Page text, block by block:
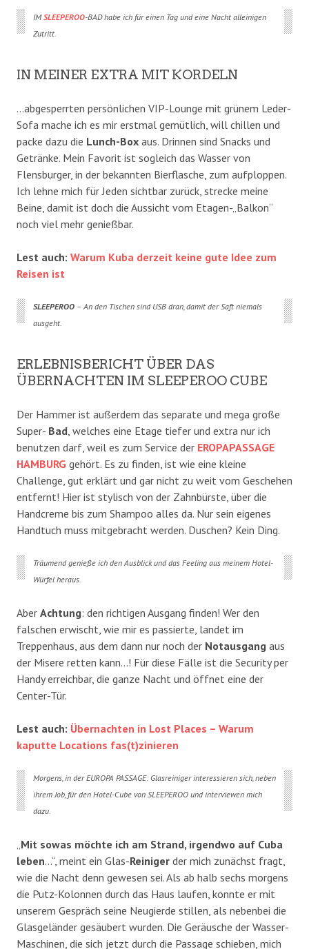
IMSLEEPEROO-BAD habe ich für einen Tag und eine Nacht alleinigen
Zutritt.
IN MEINER EXTRA MIT KORDELN
…abgesperrten persönlichen VIP-Lounge mit grünem Leder-
Sofa mache ich es mir erstmal gemütlich, will chillen und
packe dazu die Lunch-Box aus. Drinnen sind Snacks und
Getränke. Mein Favorit ist sogleich das Wasser von
Flensburger, in der bekannten Bierflasche, zum aufploppen.
Ich lehne mich für Jeden sichtbar zurück, strecke meine
Beine, damit ist doch die Aussicht vom Etagen-„Balkon“
noch viel mehr genießbar.
Lest auch: Warum Kuba derzeit keine gute Idee zum
Reisen ist
SLEEPEROO– An den Tischen sind USB dran, damit der Saft niemals
ausgeht.
ERLEBNISBERICHT ÜBER DAS
ÜBERNACHTEN IM SLEEPEROO CUBE
Der Hammer ist außerdem das separate und mega große
Super- Bad, welches eine Etage tiefer und extra nur ich
benutzen darf, weil es zum Service der EROPAPASSAGE
HAMBURG gehört. Es zu finden, ist wie eine kleine
Challenge, gut erklärt und gar nicht zu weit vom Geschehen
entfernt! Hier ist stylisch von der Zahnbürste, über die
Handcreme bis zum Shampoo alles da. Nur sein eigenes
Handtuch muss mitgebracht werden. Duschen? Kein Ding.
Träumend genieße ich den Ausblick und das Feeling aus meinem Hotel-
Würfel heraus.
Aber Achtung: den richtigen Ausgang finden! Wer den
falschen erwischt, wie mir es passierte, landet im
Treppenhaus, aus dem dann nur noch der Notausgang aus
der Misere retten kann…! Für diese Fälle ist die Security per
Handy erreichbar, die ganze Nacht und öffnet eine der
Center-Tür.
Lest auch: Übernachten in Lost Places – Warum
kaputte Locations fas(t)zinieren
Morgens, in der EUROPA PASSAGE: Glasreiniger interessieren sich, neben
ihrem Job, für den Hotel-Cube von SLEEPEROO und interviewen mich
dazu.
„Mit sowas möchte ich am Strand, irgendwo auf Cuba
leben…“, meint ein Glas-Reiniger der mich zunächst fragt,
wie die Nacht denn gewesen sei. Als ab halb sechs morgens
die Putz-Kolonnen durch das Haus laufen, konnte er mit
unserem Gespräch seine Neugierde stillen, als nebenbei die
Glasgeländer gesäubert wurden. Die Geräusche der Wasser-
Maschinen, die sich jetzt durch die Passage schieben, mich